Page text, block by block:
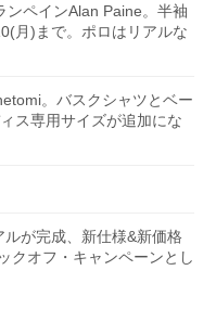
ンペインAlan Paine。半袖
月)まで。ポロはリアルな
。バスクシャツとベー
ス専用サイズが追加にな
が完成、新仕様&新価格
クオフ・キャンペーンとし